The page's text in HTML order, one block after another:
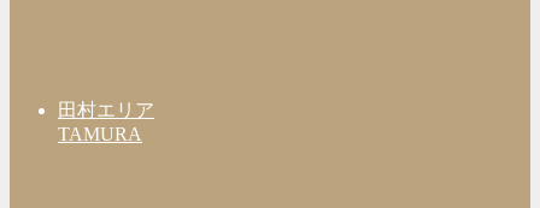
田村エリア
TAMURA